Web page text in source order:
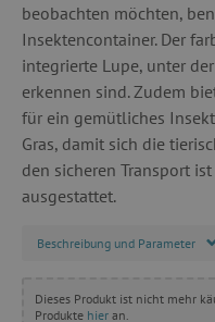
beobachten möchten,
Insektencontainer. Der
integrierte Lupe, unter
erkennen sind. Zudem
für ein gemütliches
Gras, damit sich die
den sicheren Transport
ausgestattet.
Beschreibung und Parameter
Dieses Produkt ist nicht mehr
Produkte hier an.